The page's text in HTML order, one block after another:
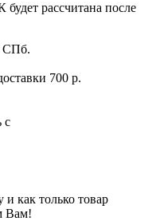
рассчитана после
СПб.
700 р.
с
как только товар
Вам!